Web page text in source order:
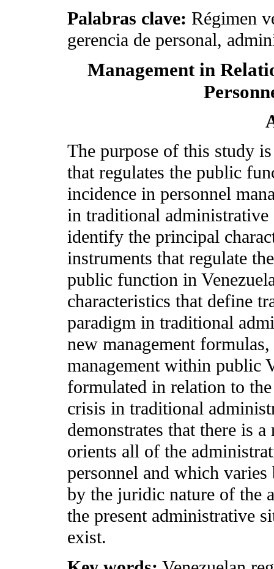
Palabras clave: Régimen
gerencia de personal,
Management in
The purpose of this study
that regulates the public
incidence in personnel
in traditional administrative
identify the principal
instruments that regulate
public function in
characteristics that define
paradigm in traditional
new management
management within public
formulated in relation to
crisis in traditional
demonstrates that there is
orients all of the
personnel and which
by the juridic nature of the
the present administrative
exist.